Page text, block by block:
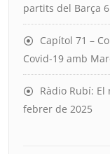
partits del Barça
Capítol 71 –
Covid-19 amb
Ràdio Rubí: El
febrer de 2025